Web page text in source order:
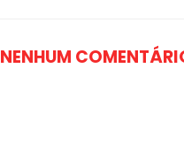
NENHUM